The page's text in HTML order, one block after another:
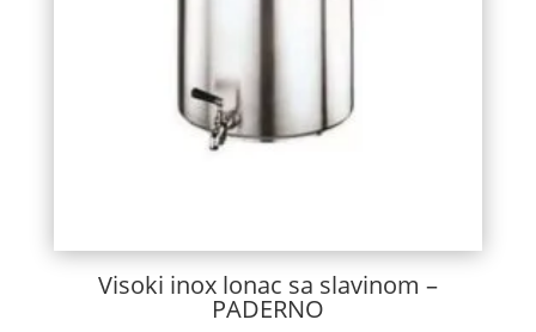
Visoki inox lonac sa slavinom –
PADERNO